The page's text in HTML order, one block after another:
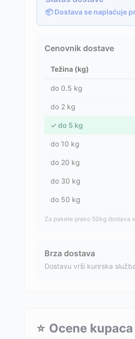
📦 Dostava se naplaćuje
Cenovnik dostave
Težina (kg)
do 0.5 kg
do 2 kg
✓ do 5 kg
do 10 kg
do 20 kg
do 30 kg
do 50 kg
Za pakete preko 50kg dostava
Brza dostava
Dostavu vrši kurirska
⭐ Ocene kupaca